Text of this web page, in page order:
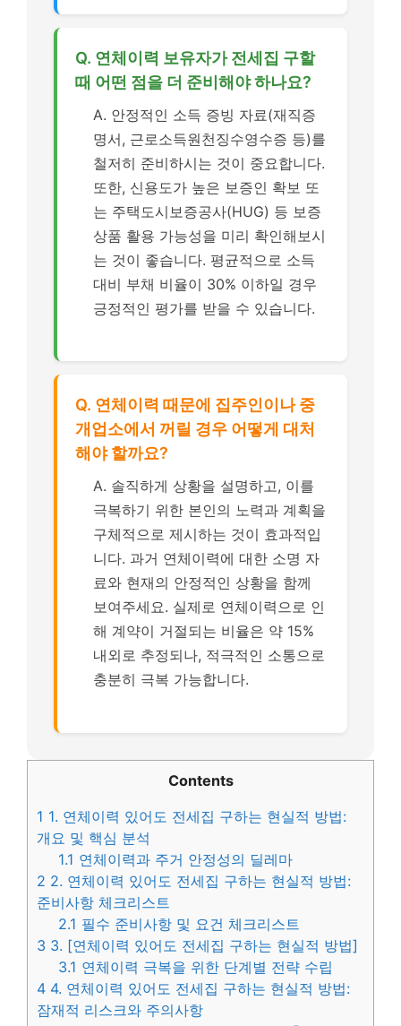
Q. 연체이력 보유자가 전세집 구할
때 어떤 점을 더 준비해야 하나요?
A. 안정적인 소득 증빙 자료(재직증
명서, 근로소득원천징수영수증 등)를
철저히 준비하시는 것이 중요합니다.
또한, 신용도가 높은 보증인 확보 또
는 주택도시보증공사(HUG) 등 보증
상품 활용 가능성을 미리 확인해보시
는 것이 좋습니다. 평균적으로 소득
대비 부채 비율이 30% 이하일 경우
긍정적인 평가를 받을 수 있습니다.
Q. 연체이력 때문에 집주인이나 중
개업소에서 꺼릴 경우 어떻게 대처
해야 할까요?
A. 솔직하게 상황을 설명하고, 이를
극복하기 위한 본인의 노력과 계획을
구체적으로 제시하는 것이 효과적입
니다. 과거 연체이력에 대한 소명 자
료와 현재의 안정적인 상황을 함께
보여주세요. 실제로 연체이력으로 인
해 계약이 거절되는 비율은 약 15%
내외로 추정되나, 적극적인 소통으로
충분히 극복 가능합니다.
Contents
1 1. 연체이력 있어도 전세집 구하는 현실적 방법:
개요 및 핵심 분석
1.1 연체이력과 주거 안정성의 딜레마
2 2. 연체이력 있어도 전세집 구하는 현실적 방법:
준비사항 체크리스트
2.1 필수 준비사항 및 요건 체크리스트
3 3. [연체이력 있어도 전세집 구하는 현실적 방법]
3.1 연체이력 극복을 위한 단계별 전략 수립
4 4. 연체이력 있어도 전세집 구하는 현실적 방법:
잠재적 리스크와 주의사항